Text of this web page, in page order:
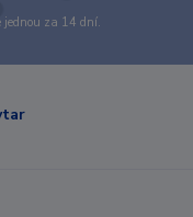
za 14 dní.